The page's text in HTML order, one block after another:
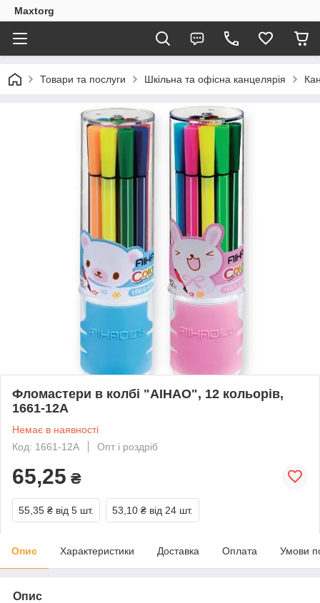
Maxtorg
Товари та послуги Шкільна та офісна канцелярія
Фломастери в колбі "AIHAO", 12 кольорів,
1661-12А
Немає в наявності
Код: 1661-12А
Опт і роздріб
65,25 ₴
55,35 ₴ від 5 шт. 53,10 ₴ від 24 шт.
Опис Характеристики Доставка Оплата Умови
Опис